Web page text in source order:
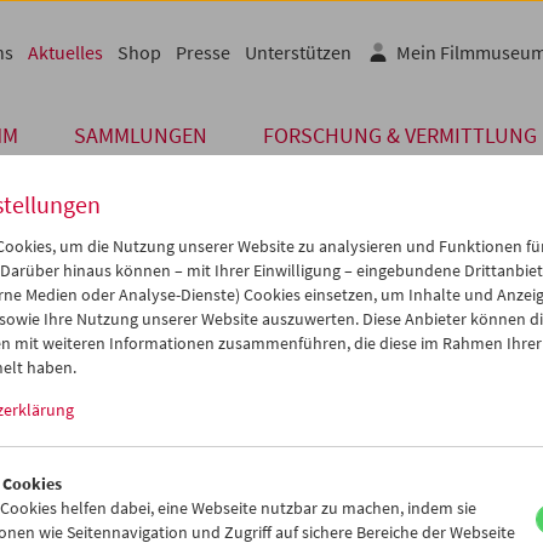
SAMMLUNGEN FORSCHUNG & VERMITTLUNG
Aktuelles Shop Presse Unterstützen Mein
2020
mit Plakatmotiven
Special Edition "Shopping Queen"
Wien, gibt es eine limitierte Special Edition der Shopper
Die Taschen sind recycelt aus unseren Plastik-Plakaten der
um die Nutzung unserer Website zu analysieren und Funktionen
hinaus können – mit Ihrer Einwilligung – eingebundene
Medien oder Analyse-Dienste) Cookies einsetzen, um Inhalte und
Ihre Nutzung unserer Website auszuwerten. Diese Anbieter können
mit weiteren Informationen zusammenführen, die diese im Rahmen
haben.
helfen dabei, eine Webseite nutzbar zu machen, indem sie
wie Seitennavigation und Zugriff auf sichere Bereiche der Webseite